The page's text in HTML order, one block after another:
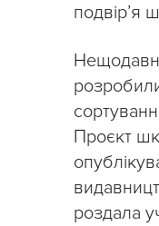
подвір’я
Проєкт
роздала